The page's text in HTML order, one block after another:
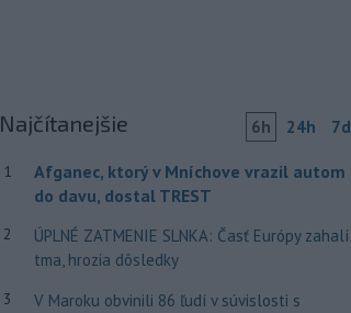
Najčítanejšie 6h 24h 7d
1
Afganec, ktorý v Mníchove vrazil autom
do davu, dostal TREST
2
ÚPLNÉ ZATMENIE SLNKA: Časť Európy zahalí
tma, hrozia dôsledky
3
V Maroku obvinili 86 ľudí v súvislosti s